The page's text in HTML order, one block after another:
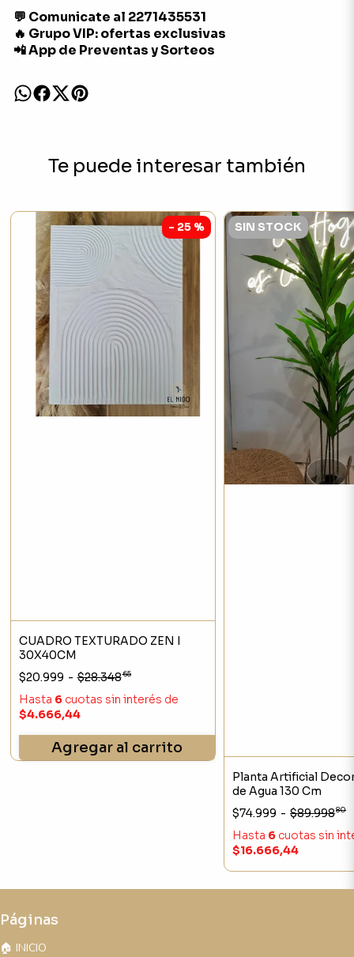
💬 Comunicate al 2271435531
🔥 Grupo VIP: ofertas exclusivas
📲 App de Preventas y Sorteos
Te puede interesar también
- 25 %
CUADRO TEXTURADO ZEN I
30X40CM
$20.999 - $28.34865
Hasta 6cuotas sin interés de
$4.666,44
Agregar al carrito
SIN STOCK
Planta Artificial
de Agua 130 Cm
$74.999 - $89.99880
Hasta 6 cuotas sin
$16.666,44
Páginas
🏠 INICIO